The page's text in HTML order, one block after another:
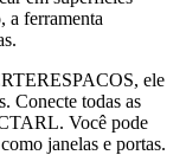
a ferramenta
ele
Conecte todas as
Você pode
janelas e portas.